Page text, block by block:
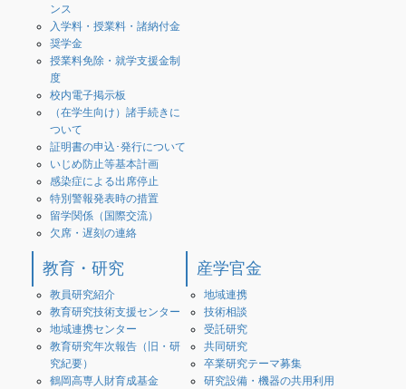
ンス
入学料・授業料・諸納付金
奨学金
授業料免除・就学支援金制
度
校内電子掲示板
（在学生向け）諸手続きに
ついて
証明書の申込･発行について
いじめ防止等基本計画
感染症による出席停止
特別警報発表時の措置
留学関係（国際交流）
欠席・遅刻の連絡
教育・研究
教員研究紹介
教育研究技術支援センター
地域連携センター
教育研究年次報告（旧・研
究紀要）
鶴岡高専人財育成基金
産学官金
地域連携
技術相談
受託研究
共同研究
卒業研究テーマ募集
研究設備・機器の共用利用